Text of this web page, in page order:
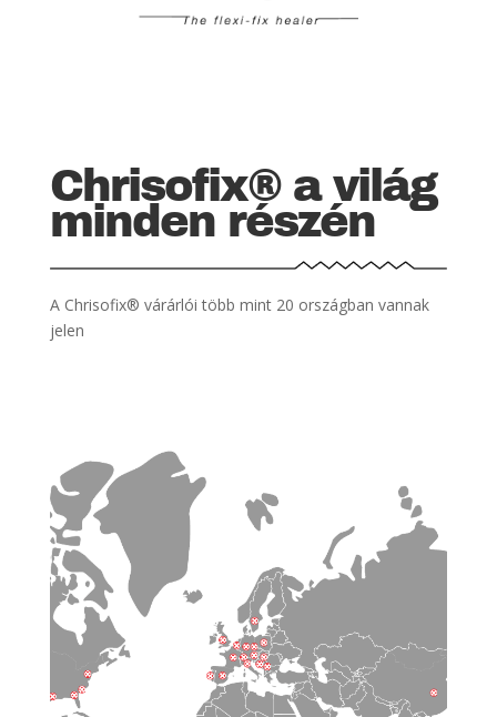
Chrisofix® a világ
minden részén
A Chrisofix® várárlói több mint 20 országban vannak
jelen